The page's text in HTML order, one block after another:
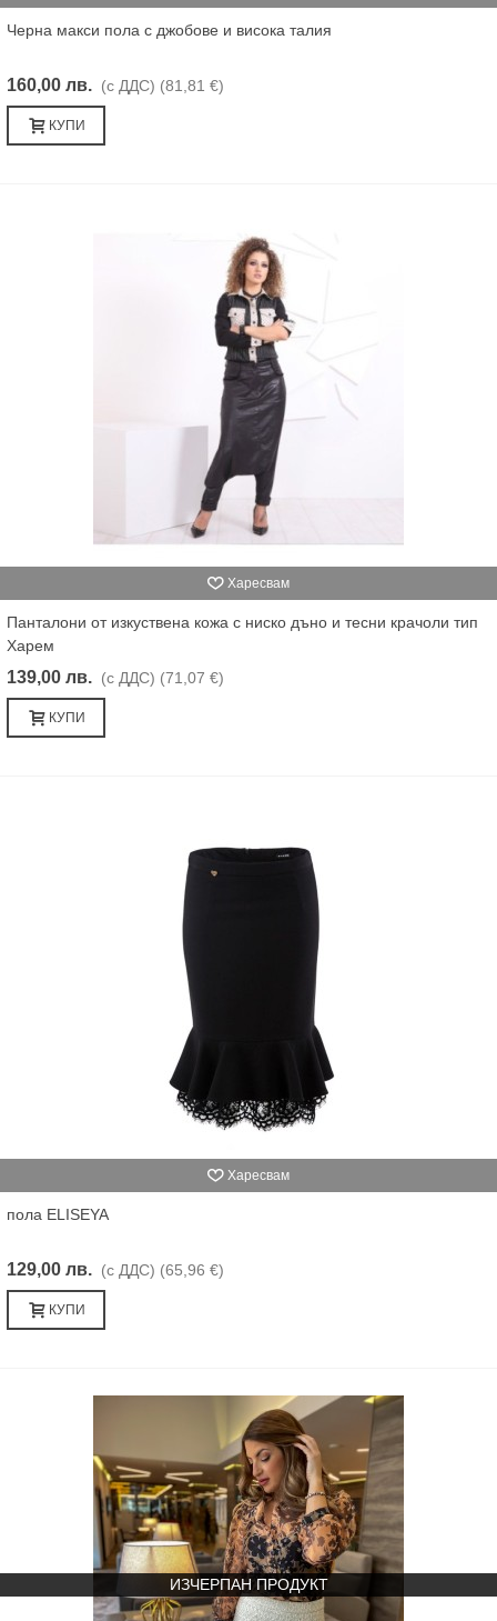
Черна макси пола с джобове и висока талия
160,00 лв. (с ДДС) (81,81 €)
КУПИ
Харесвам
Панталони от изкуствена кожа с ниско дъно и тесни крачоли тип
Харем
139,00 лв. (с ДДС) (71,07 €)
КУПИ
Харесвам
пола ELISEYA
129,00 лв. (с ДДС) (65,96 €)
КУПИ
ИЗЧЕРПАН ПРОДУКТ